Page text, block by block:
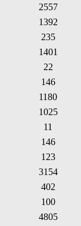
2557
1392
235
1401
22
146
1180
1025
11
146
123
3154
402
100
4805